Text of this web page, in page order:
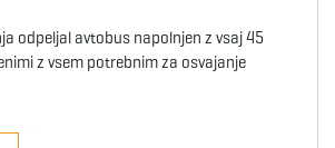
odpeljal avtobus napolnjen z vsaj 45
z vsem potrebnim za osvajanje